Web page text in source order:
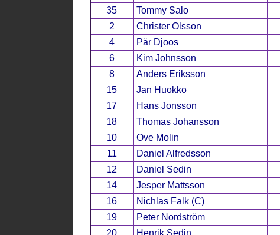
35
Tommy Salo
2
Christer Olsson
4
Pär Djoos
6
Kim Johnsson
8
Anders Eriksson
15
Jan Huokko
17
Hans Jonsson
18
Thomas Johansson
10
Ove Molin
11
Daniel Alfredsson
12
Daniel Sedin
14
Jesper Mattsson
16
Nichlas Falk (C)
19
Peter Nordström
20
Henrik Sedin